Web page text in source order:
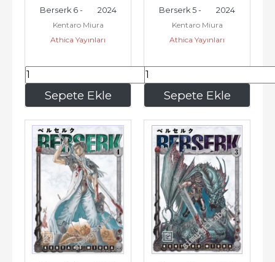
Sepete Ekle
Berserk 6 -        2024
Kentaro Miura
Athica Yayınları
195,00 Sepete Ekle
Berserk 5 -        2024
Kentaro Miura
Athica Yayınları
195,00